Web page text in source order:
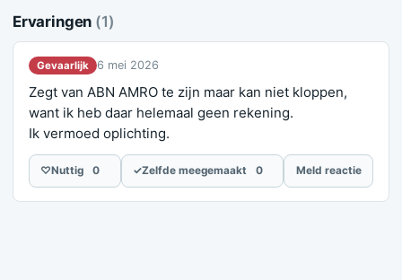
Ervaringen (1)
Gevaarlijk 6 mei 2026
Zegt van ABN AMRO te zijn maar kan niet kloppen,
want ik heb daar helemaal geen rekening.
Ik vermoed oplichting.
♡Nuttig 0 ✓Zelfde meegemaakt 0 Meld reactie